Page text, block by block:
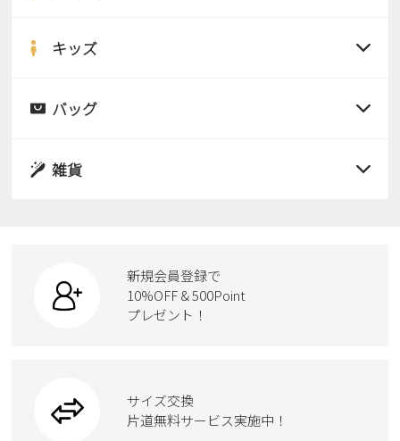
サンダル
スニーカー
カジュアルシューズ
ワークシューズ
ウェア
サンダル
ローファー
ブーツ
キッズ
サンダル
スクール
バッグ
ボディバッグ
ハンドバッグ
トートバッグ
雑貨
ケア用品
新規会員登録で
10%OFF & 500Point
プレゼント！
サイズ交換
片道無料サービス実施中！